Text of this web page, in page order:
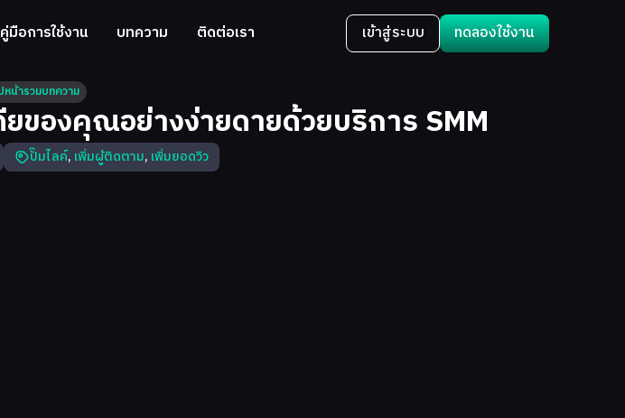
คู่มือการใช้งาน บทความ ติดต่อเรา เข้าสู่ระบบ ทดลองใช้งาน
หน้ารวมบทความ
ของคุณอย่างง่ายดายด้วยบริการ SMM
ปั๊มไลค์, เพิ่มผู้ติดตาม, เพิ่มยอดวิว